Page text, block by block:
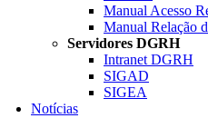
Manual Acesso
Manual Relação
Servidores DGRH
Intranet DGRH
SIGAD
SIGEA
Notícias